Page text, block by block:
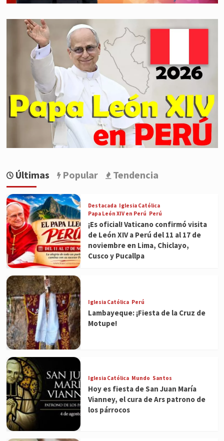
Últimas Popular Tendencia
Destacada Iglesia Católica
Papa León XIV en Perú Perú
¡Es oficial! Vaticano confirmó visita
de León XIV a Perú del 11 al 17 de
noviembre en Lima, Chiclayo,
Cusco y Pucallpa
Iglesia Católica Perú
Lambayeque: ¡Fiesta de la Cruz de
Motupe!
Iglesia Católica Mundo Santos
Hoy es fiesta de San Juan María
Vianney, el cura de Ars patrono de
los párrocos